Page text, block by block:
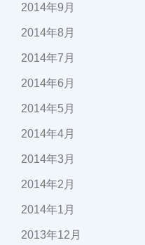
2014年9月
2014年8月
2014年7月
2014年6月
2014年5月
2014年4月
2014年3月
2014年2月
2014年1月
2013年12月